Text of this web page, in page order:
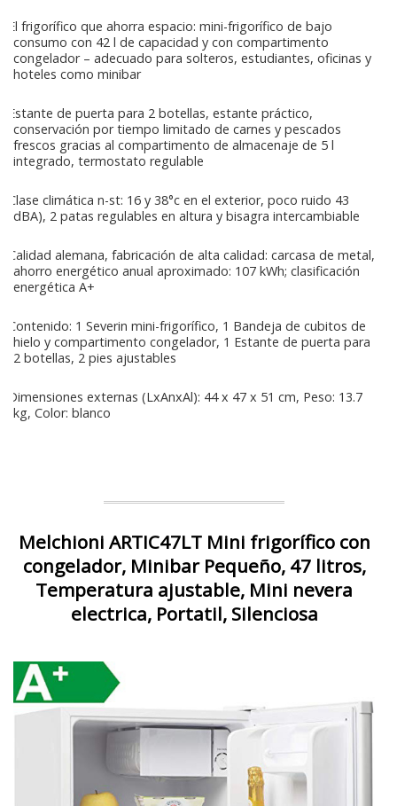
El frigorífico que ahorra espacio: mini-frigorífico de bajo
consumo con 42 l de capacidad y con compartimento
congelador – adecuado para solteros, estudiantes, oficinas y
hoteles como minibar
Estante de puerta para 2 botellas, estante práctico,
conservación por tiempo limitado de carnes y pescados
frescos gracias al compartimento de almacenaje de 5 l
integrado, termostato regulable
Clase climática n-st: 16 y 38°c en el exterior, poco ruido 43
dBA), 2 patas regulables en altura y bisagra intercambiable
Calidad alemana, fabricación de alta calidad: carcasa de metal,
ahorro energético anual aproximado: 107 kWh; clasificación
energética A+
Contenido: 1 Severin mini-frigorífico, 1 Bandeja de cubitos de
hielo y compartimento congelador, 1 Estante de puerta para
2 botellas, 2 pies ajustables
Dimensiones externas (LxAnxAl): 44 x 47 x 51 cm, Peso: 13.7
kg, Color: blanco
Melchioni ARTIC47LT Mini frigorífico con
congelador, Minibar Pequeño, 47 litros,
Temperatura ajustable, Mini nevera
electrica, Portatil, Silenciosa